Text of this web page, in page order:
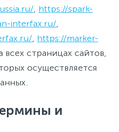
, https://spark-
interfax.ru/,
, https://marker-
всех страницах сайтов,
осуществляется
и